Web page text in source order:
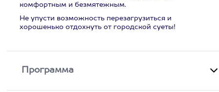
комфортным и безмятежным.
Не упусти возможность перезагрузиться и
хорошенько отдохнуть от городской суеты!
Программа